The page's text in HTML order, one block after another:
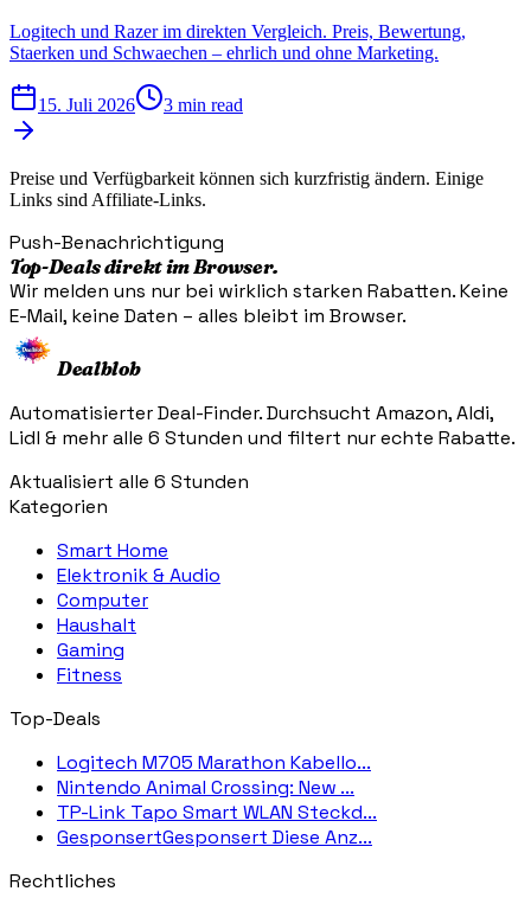
Logitech und Razer im direkten Vergleich. Preis, Bewertung,
Staerken und Schwaechen – ehrlich und ohne Marketing.
15. Juli 2026 3 min read
Preise und Verfügbarkeit können sich kurzfristig ändern. Einige
Links sind Affiliate-Links.
Push-Benachrichtigung
Top-Deals direkt im Browser.
Wir melden uns nur bei wirklich starken Rabatten. Keine
E-Mail, keine Daten – alles bleibt im Browser.
Dealblob
Automatisierter Deal-Finder. Durchsucht Amazon, Aldi,
Lidl & mehr alle 6 Stunden und filtert nur echte Rabatte.
Aktualisiert alle 6 Stunden
Kategorien
Smart Home
Elektronik & Audio
Computer
Haushalt
Gaming
Fitness
Top-Deals
Logitech M705 Marathon Kabello...
Nintendo Animal Crossing: New ...
TP-Link Tapo Smart WLAN Steckd...
GesponsertGesponsert Diese Anz...
Rechtliches